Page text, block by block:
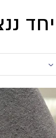
יחד